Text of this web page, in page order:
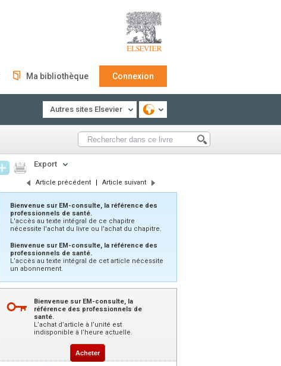
Ma bibliothèque Connexion
Autres sites Elsevier
Export
Article précédent | Article suivant
Bienvenue sur EM-consulte, la référence des
professionnels de santé.
L'accès au texte intégral de ce chapitre
nécessite l'achat du livre ou l'achat du chapitre.
Bienvenue sur EM-consulte, la référence des
professionnels de santé.
L’accès au texte intégral de cet article nécessite
un abonnement.
Bienvenue sur EM-consulte, la
référence des professionnels de
santé.
L’achat d’article à l’unité est
indisponible à l’heure actuelle.
Acheter